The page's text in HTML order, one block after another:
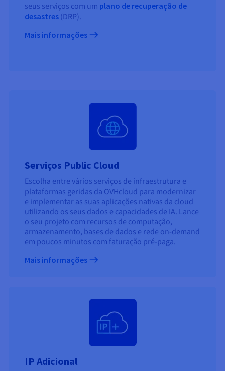
seus serviços com um plano de recuperação de
desastres (DRP).
Mais informações
Serviços Public Cloud
Escolha entre vários serviços de infraestrutura e
plataformas geridas da OVHcloud para modernizar
e implementar as suas aplicações nativas da cloud
utilizando os seus dados e capacidades de IA. Lance
o seu projeto com recursos de computação,
armazenamento, bases de dados e rede on-demand
em poucos minutos com faturação pré-paga.
Mais informações
IP Adicional